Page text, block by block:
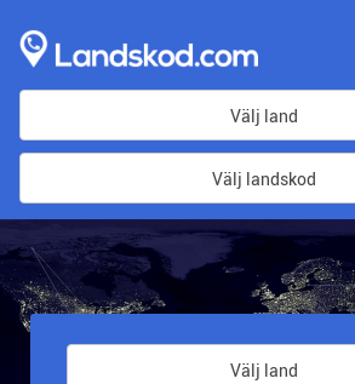
Välj land
Välj landskod
Välj land